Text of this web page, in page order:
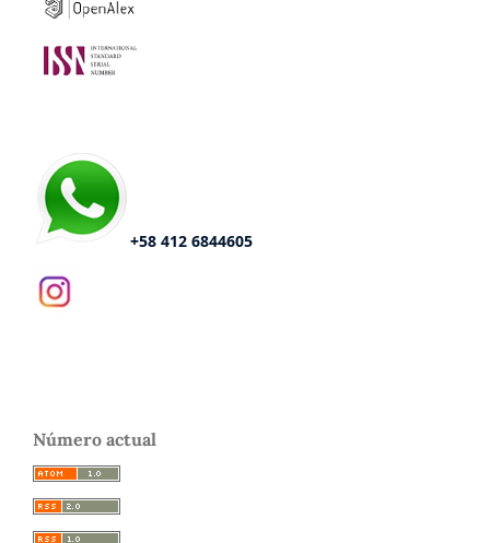
+58 412 6844605
Número actual